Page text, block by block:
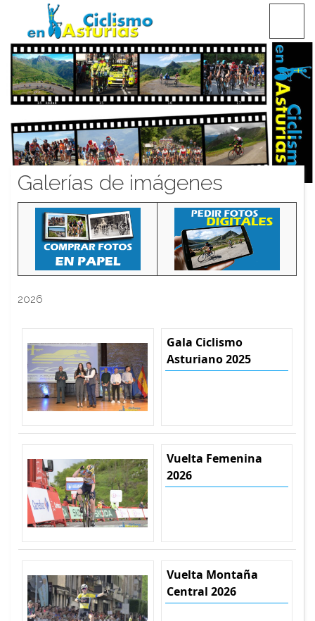
CICLISMO EN ASTURIAS
Galerías de imágenes
2026
Gala Ciclismo
Asturiano 2025
Vuelta Femenina
2026
Vuelta Montaña
Central 2026